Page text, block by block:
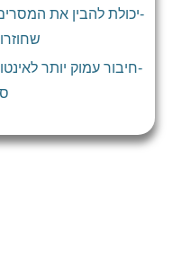
-יכולת להבין את
-חיבור עמוק יותר